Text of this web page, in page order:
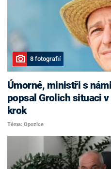
8 fotografií
Úmorné, ministři s
popsal Grolich situaci
krok
Téma: Opozice